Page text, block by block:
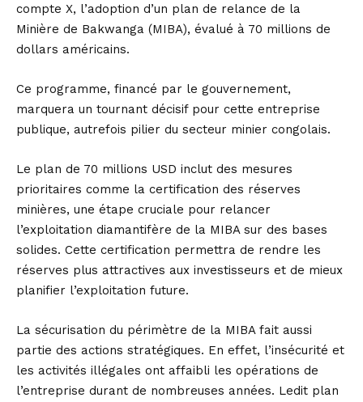
compte X, l’adoption d’un plan de relance de la
Minière de Bakwanga (MIBA), évalué à 70 millions de
dollars américains.
Ce programme, financé par le gouvernement,
marquera un tournant décisif pour cette entreprise
publique, autrefois pilier du secteur minier congolais.
Le plan de 70 millions USD inclut des mesures
prioritaires comme la certification des réserves
minières, une étape cruciale pour relancer
l’exploitation diamantifère de la MIBA sur des bases
solides. Cette certification permettra de rendre les
réserves plus attractives aux investisseurs et de mieux
planifier l’exploitation future.
La sécurisation du périmètre de la MIBA fait aussi
partie des actions stratégiques. En effet, l’insécurité et
les activités illégales ont affaibli les opérations de
l’entreprise durant de nombreuses années. Ledit plan